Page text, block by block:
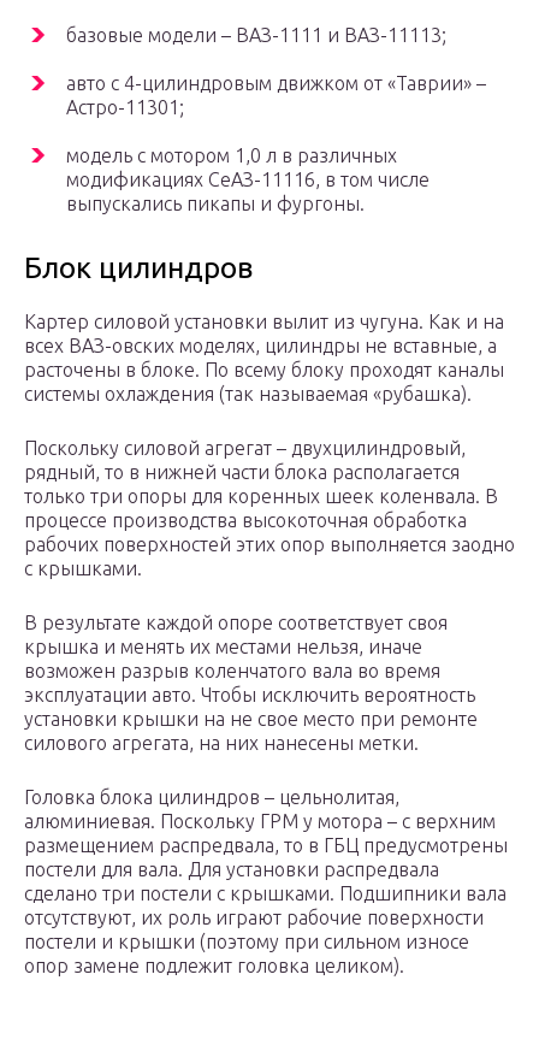
базовые модели – ВАЗ-1111 и ВАЗ-11113;
авто с 4-цилиндровым движком от «Таврии» –
Астро-11301;
модель с мотором 1,0 л в различных
модификациях СеАЗ-11116, в том числе
выпускались пикапы и фургоны.
Блок цилиндров
Картер силовой установки вылит из чугуна. Как и на
всех ВАЗ-овских моделях, цилиндры не вставные, а
расточены в блоке. По всему блоку проходят каналы
системы охлаждения (так называемая «рубашка).
Поскольку силовой агрегат – двухцилиндровый,
рядный, то в нижней части блока располагается
только три опоры для коренных шеек коленвала. В
процессе производства высокоточная обработка
рабочих поверхностей этих опор выполняется заодно
с крышками.
В результате каждой опоре соответствует своя
крышка и менять их местами нельзя, иначе
возможен разрыв коленчатого вала во время
эксплуатации авто. Чтобы исключить вероятность
установки крышки на не свое место при ремонте
силового агрегата, на них нанесены метки.
Головка блока цилиндров – цельнолитая,
алюминиевая. Поскольку ГРМ у мотора – с верхним
размещением распредвала, то в ГБЦ предусмотрены
постели для вала. Для установки распредвала
сделано три постели с крышками. Подшипники вала
отсутствуют, их роль играют рабочие поверхности
постели и крышки (поэтому при сильном износе
опор замене подлежит головка целиком).